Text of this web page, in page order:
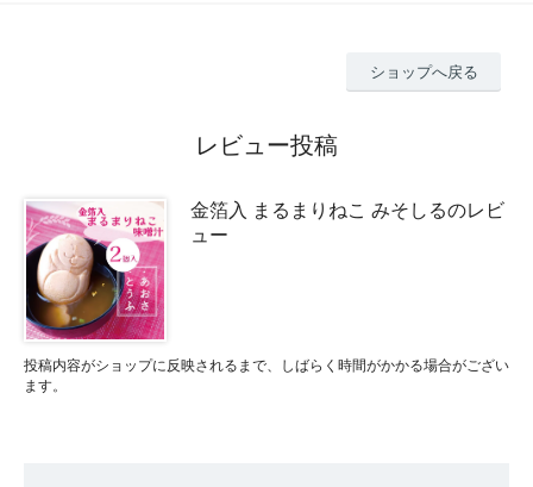
ショップへ戻る
レビュー投稿
金箔入 まるまりねこ みそしるのレビ
ュー
投稿内容がショップに反映されるまで、しばらく時間がかかる場合がござい
ます。